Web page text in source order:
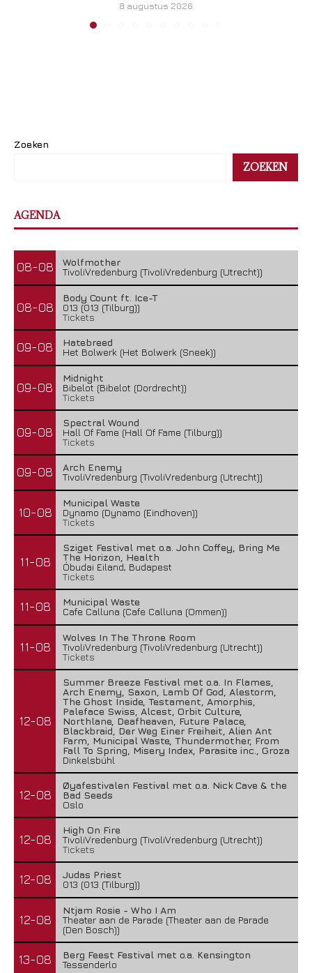
8 augustus 2026
Zoeken
ZOEKEN
AGENDA
08-08
Wolfmother
TivoliVredenburg (TivoliVredenburg (Utrecht))
08-08
Body Count ft. Ice-T
013 (013 (Tilburg))
Tickets
09-08
Hatebreed
Het Bolwerk (Het Bolwerk (Sneek))
09-08
Midnight
Bibelot (Bibelot (Dordrecht))
Tickets
09-08
Spectral Wound
Hall Of Fame (Hall Of Fame (Tilburg))
Tickets
09-08
Arch Enemy
TivoliVredenburg (TivoliVredenburg (Utrecht))
10-08
Municipal Waste
Dynamo (Dynamo (Eindhoven))
Tickets
11-08
Sziget Festival met o.a. John Coffey, Bring Me
The Horizon, Health
Óbudai Eiland, Budapest
Tickets
11-08
Municipal Waste
Cafe Calluna (Cafe Calluna (Ommen))
11-08
Wolves In The Throne Room
TivoliVredenburg (TivoliVredenburg (Utrecht))
Tickets
12-08
Summer Breeze Festival met o.a. In Flames,
Arch Enemy, Saxon, Lamb Of God, Alestorm,
The Ghost Inside, Testament, Amorphis,
Paleface Swiss, Alcest, Orbit Culture,
Northlane, Deafheaven, Future Palace,
Blackbraid, Der Weg Einer Freiheit, Alien Ant
Farm, Municipal Waste, Thundermother, From
Fall To Spring, Misery Index, Parasite inc., Groza
Dinkelsbühl
12-08
Øyafestivalen Festival met o.a. Nick Cave & the
Bad Seeds
Oslo
12-08
High On Fire
TivoliVredenburg (TivoliVredenburg (Utrecht))
Tickets
12-08
Judas Priest
013 (013 (Tilburg))
12-08
Ntjam Rosie - Who I Am
Theater aan de Parade (Theater aan de Parade
(Den Bosch))
13-08
Berg Feest Festival met o.a. Kensington
Tessenderlo